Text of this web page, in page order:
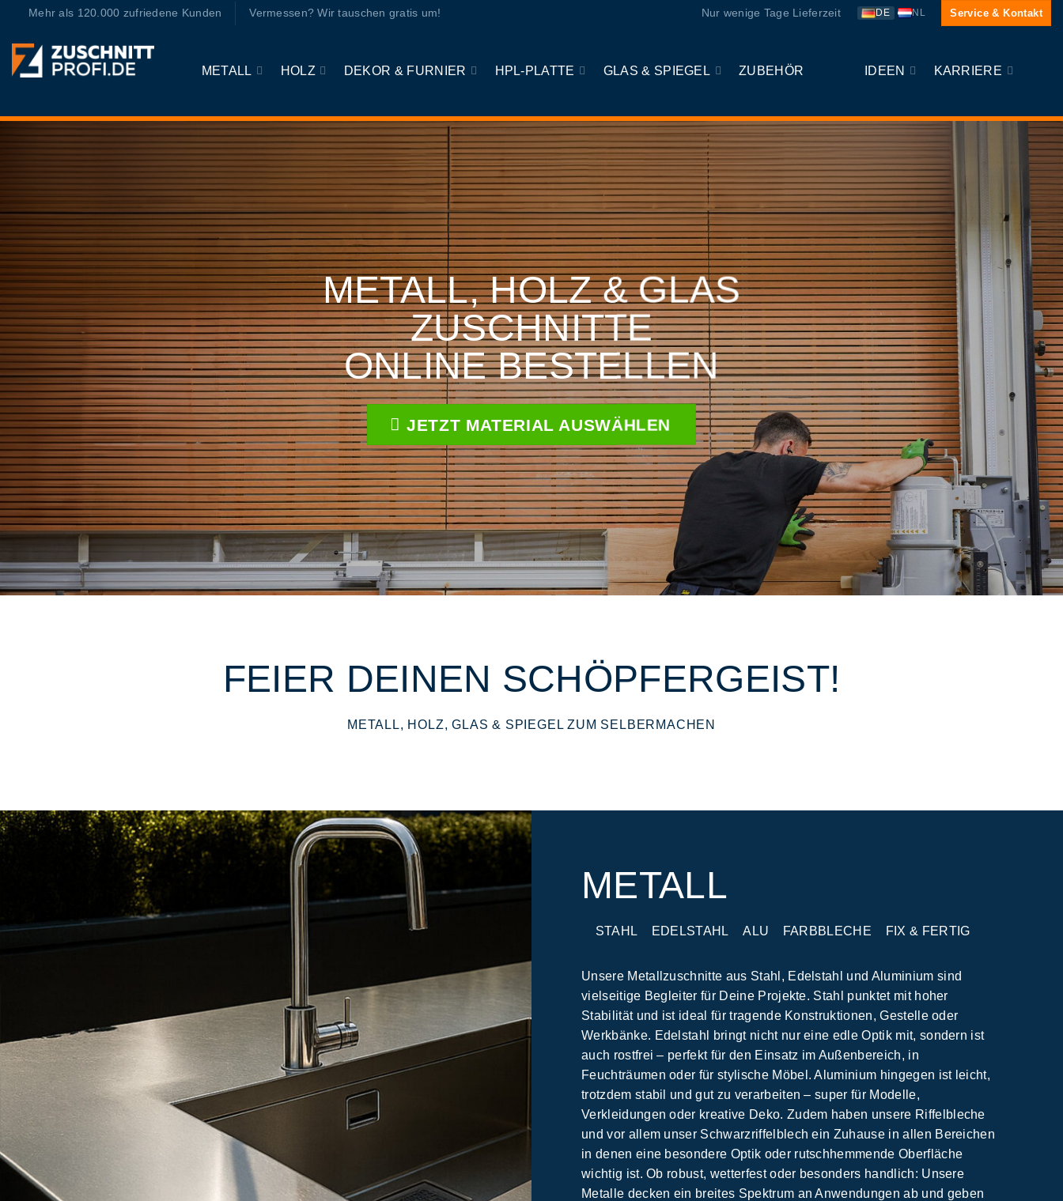
springen
Mehr als 120.000 zufriedene Kunden Vermessen? Wir tauschen gratis um! Nur wenige Tage Lieferzeit DE NL Service & Kontakt
METALL HOLZ DEKOR & FURNIER HPL-PLATTE GLAS & SPIEGEL ZUBEHÖR IDEEN KARRIERE
METALL, HOLZ & GLAS
ZUSCHNITTE
ONLINE BESTELLEN
JETZT MATERIAL AUSWÄHLEN
FEIER DEINEN SCHÖPFERGEIST!
METALL, HOLZ, GLAS & SPIEGEL ZUM SELBERMACHEN
METALL
STAHL EDELSTAHL ALU FARBBLECHE FIX & FERTIG
Unsere Metallzuschnitte aus Stahl, Edelstahl und Aluminium sind
vielseitige Begleiter für Deine Projekte. Stahl punktet mit hoher
Stabilität und ist ideal für tragende Konstruktionen, Gestelle oder
Werkbänke. Edelstahl bringt nicht nur eine edle Optik mit, sondern ist
auch rostfrei – perfekt für den Einsatz im Außenbereich, in
Feuchträumen oder für stylische Möbel. Aluminium hingegen ist leicht,
trotzdem stabil und gut zu verarbeiten – super für Modelle,
Verkleidungen oder kreative Deko. Zudem haben unsere Riffelbleche
und vor allem unser Schwarzriffelblech ein Zuhause in allen Bereichen
in denen eine besondere Optik oder rutschhemmende Oberfläche
wichtig ist. Ob robust, wetterfest oder besonders handlich: Unsere
Metalle decken ein breites Spektrum an Anwendungen ab und geben